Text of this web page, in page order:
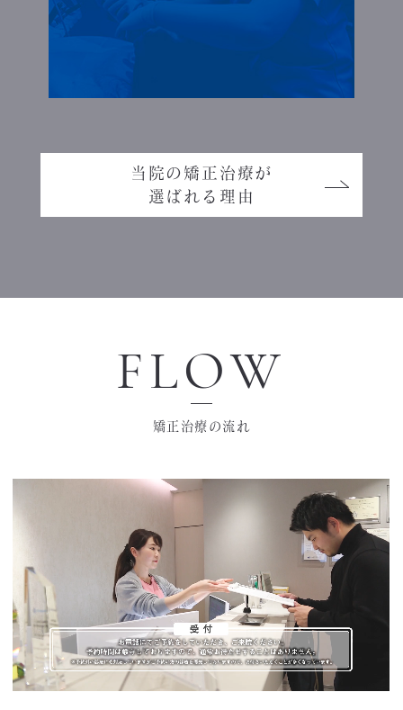
当院の矯正治療が
選ばれる理由
FLOW
矯正治療の流れ